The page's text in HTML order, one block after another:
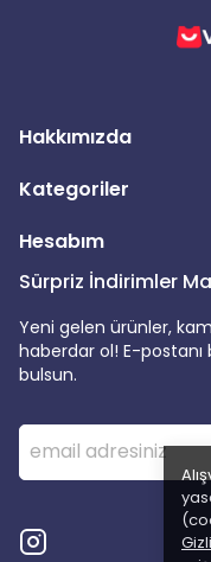
Hakkımızda
Kategoriler
Hesabım
Sürpriz İndirimler
Yeni gelen ürünler,
haberdar ol! E-postanı
bulsun.